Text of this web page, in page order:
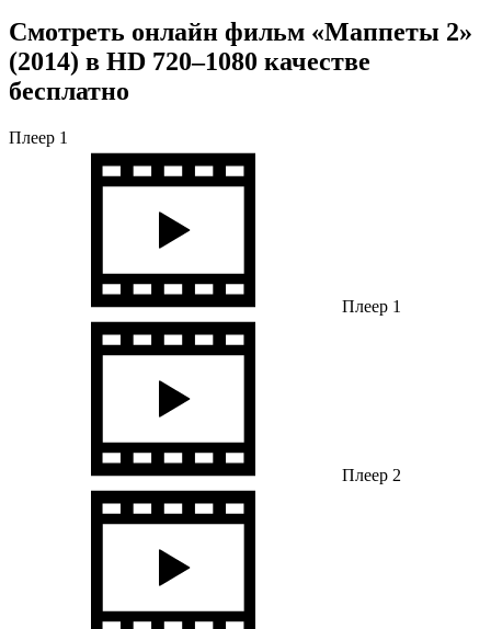
Смотреть онлайн фильм «Маппеты 2»
(2014) в HD 720–1080 качестве
бесплатно
Плеер 1
Плеер 1
Плеер 2